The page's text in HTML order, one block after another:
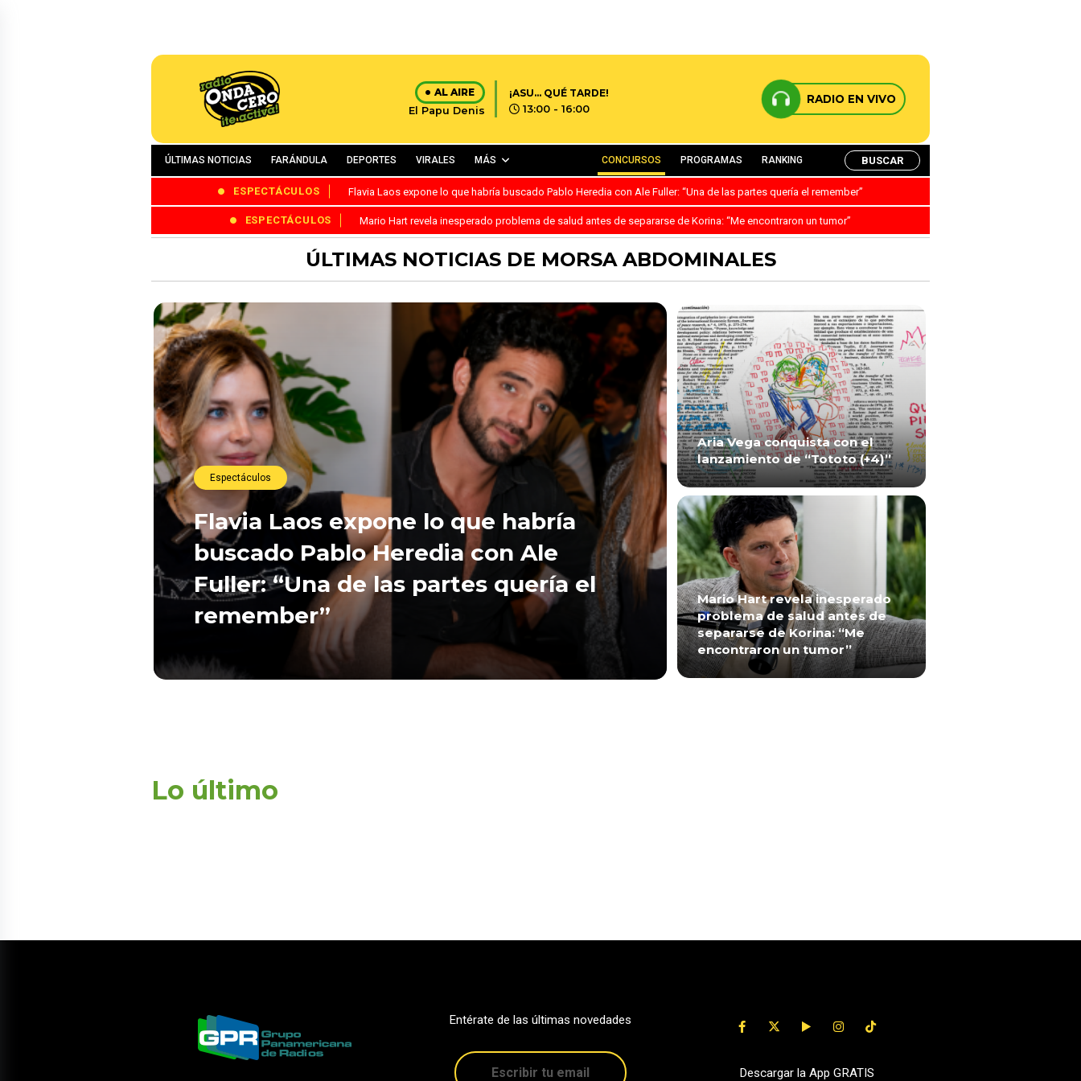
AL AIRE
El Papu Denis
¡ASU… QUÉ TARDE!
13:00 - 16:00
RADIO EN VIVO
ÚLTIMAS NOTICIAS FARÁNDULA DEPORTES VIRALES MÁS CONCURSOS PROGRAMAS RANKING BUSCAR
ESPECTÁCULOS Flavia Laos expone lo que habría buscado Pablo Heredia con Ale Fuller: “Una de las partes quería el remember”
ESPECTÁCULOS Mario Hart revela inesperado problema de salud antes de separarse de Korina: “Me encontraron un tumor”
ÚLTIMAS NOTICIAS DE MORSA ABDOMINALES
Espectáculos
Flavia Laos expone lo que habría
buscado Pablo Heredia con Ale
Fuller: “Una de las partes quería el
remember”
Aria Vega conquista con el
lanzamiento de “Tototo (+4)”
Mario Hart revela inesperado
problema de salud antes de
separarse de Korina: “Me
encontraron un tumor”
Lo último
Entérate de las últimas novedades
Descargar la App GRATIS